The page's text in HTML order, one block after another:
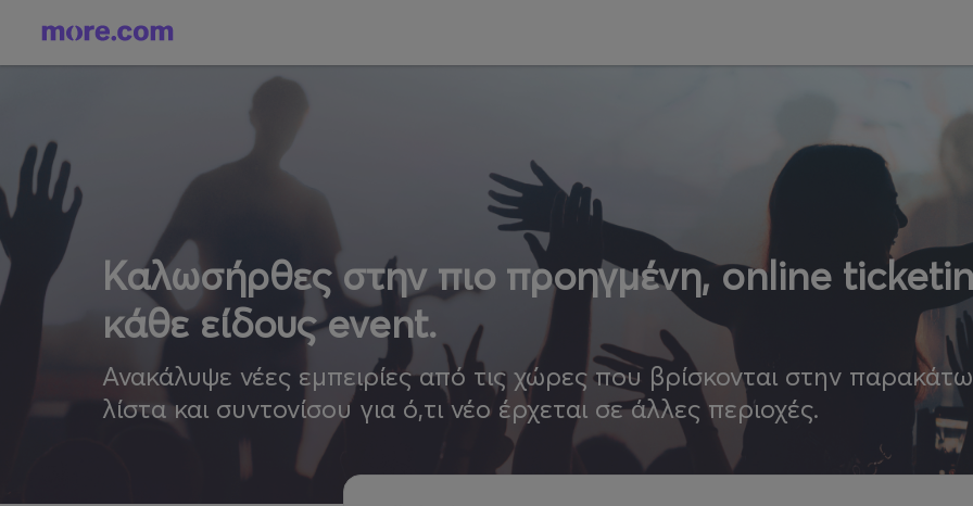
Καλωσήρθες στην πιο προηγμένη, online
κάθε είδους event.
Ανακάλυψε νέες εμπειρίες από τις χώρες που βρίσκονται στην παρακάτω
λίστα και συντονίσου για ό,τι νέο έρχεται σε άλλες περιοχές.